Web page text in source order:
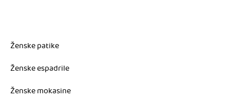
Ženske patike
Ženske espadrile
Ženske mokasine